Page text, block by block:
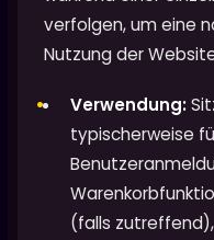
verfolgen, um eine
Nutzung der
Verwendung:
typischerweise
(falls